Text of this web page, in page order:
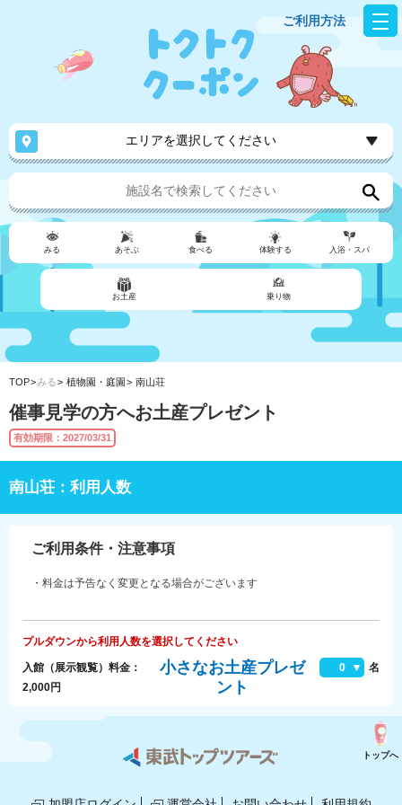
ご利用方法
エリアを選択してください
みる あそぶ 食べる 体験する 入浴・スパ
お土産 乗り物
TOP みる 植物園・庭園 南山荘
催事見学の方へお土産プレゼント
有効期限：2027/03/31
南山荘：利用人数
ご利用条件・注意事項
・料金は予告なく変更となる場合がございます
プルダウンから利用人数を選択してください
入館（展示観覧）料金：
2,000円
小さなお土産プレゼ
ント
0 名
トップへ